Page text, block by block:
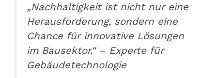
„Nachhaltigkeit ist nicht nur eine
Herausforderung, sondern eine
Chance für innovative Lösungen
im Bausektor.“ – Experte für
Gebäudetechnologie